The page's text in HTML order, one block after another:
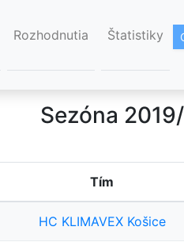
Rozhodnutia Štatistiky
Sezóna
Tím
HC KLIMAVEX Košice